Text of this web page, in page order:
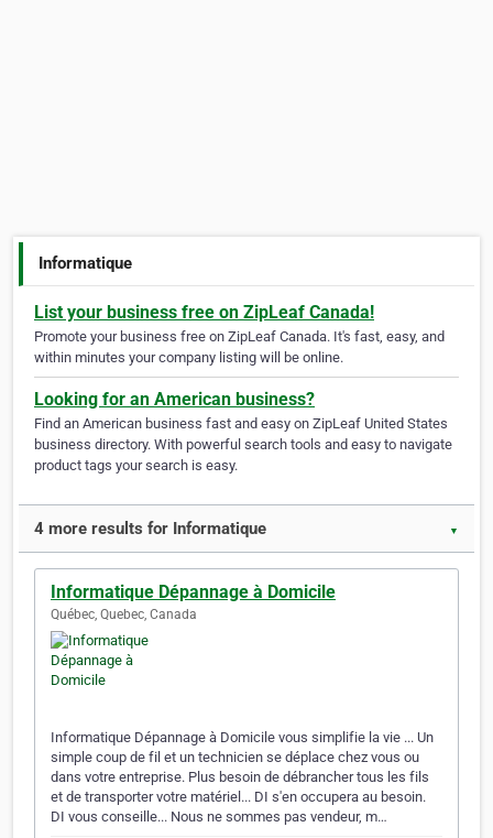
Informatique
List your business free on ZipLeaf Canada!
Promote your business free on ZipLeaf Canada. It's fast, easy, and
within minutes your company listing will be online.
Looking for an American business?
Find an American business fast and easy on ZipLeaf United States
business directory. With powerful search tools and easy to navigate
product tags your search is easy.
4 more results for Informatique ▼
Informatique Dépannage à Domicile
Québec, Quebec, Canada
Informatique Dépannage à Domicile vous simplifie la vie ... Un
simple coup de fil et un technicien se déplace chez vous ou
dans votre entreprise. Plus besoin de débrancher tous les fils
et de transporter votre matériel... DI s'en occupera au besoin.
DI vous conseille... Nous ne sommes pas vendeur, m…